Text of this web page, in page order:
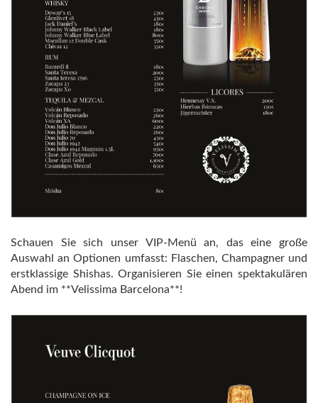
Schauen Sie sich unser VIP-Menü an, das eine große
Auswahl an Optionen umfasst: Flaschen, Champagner und
erstklassige Shishas. Organisieren Sie einen spektakulären
Abend im **Velissima Barcelona**!